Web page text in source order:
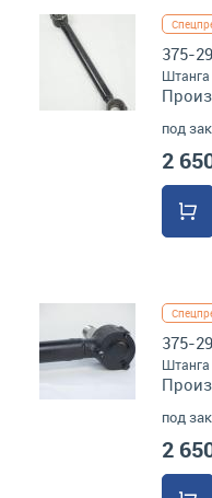
375-
Штанга
под
2
375-
Штанга
под
2